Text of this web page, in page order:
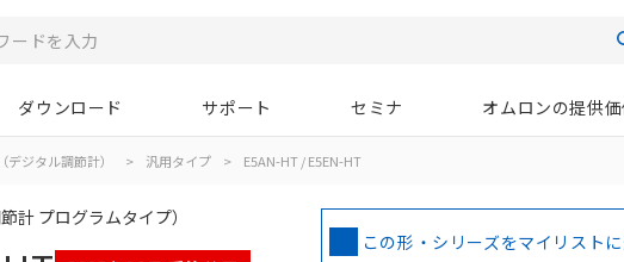
ダウンロード サポート セミナ オムロンの提供
デジタル調節計） > 汎用タイプ > E5AN-HT / E5EN-HT
計 プログラムタイプ）
この形・シリーズをマイリスト